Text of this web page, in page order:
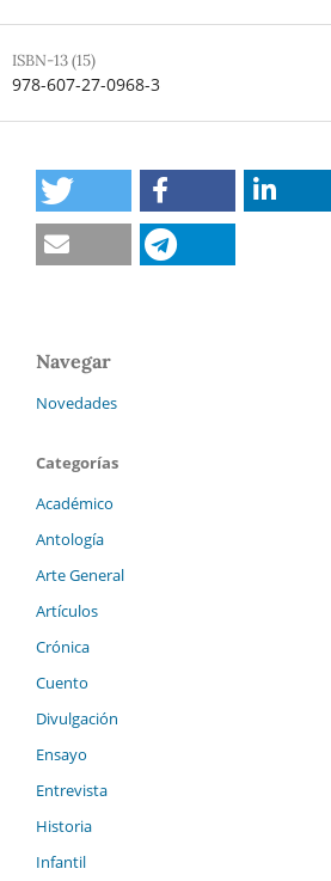
ISBN-13 (15)
978-607-27-0968-3
Navegar
Novedades
Categorías
Académico
Antología
Arte General
Artículos
Crónica
Cuento
Divulgación
Ensayo
Entrevista
Historia
Infantil